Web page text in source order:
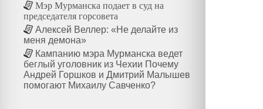
Мэр Мурманска подает в суд на
председателя горсовета
Алексей Веллер: «Не делайте из
меня демона»
Кампанию мэра Мурманска ведет
беглый уголовник из Чехии Почему
Андрей Горшков и Дмитрий Малышев
помогают Михаилу Савченко?